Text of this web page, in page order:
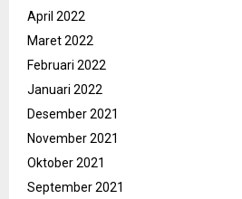
April 2022
Maret 2022
Februari 2022
Januari 2022
Desember 2021
November 2021
Oktober 2021
September 2021